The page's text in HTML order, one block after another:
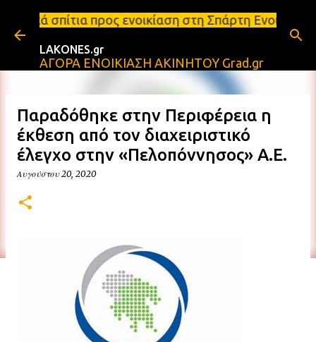
Μετάβαση στο κύριο περιεχόμενο
προς ενοικίαση στη Σπάρτη Ενοικιάσεις
LAKONES.gr
ΑΓΟΡΑ ΕΝΟΙΚΙΑΣΗ ΑΚΙΝΗΤΟΥ Grad.gr
Παραδόθηκε στην Περιφέρεια η
έκθεση από τον διαχειριστικό
έλεγχο στην «Πελοπόννησος» Α.Ε.
Αυγούστου 20, 2020